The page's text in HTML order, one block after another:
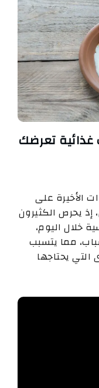
غذائية تعرضك
الأخيرة على
إذ يحرص الكثيرون
خلال اليوم،
مما يتسبب
التي يحتاجها